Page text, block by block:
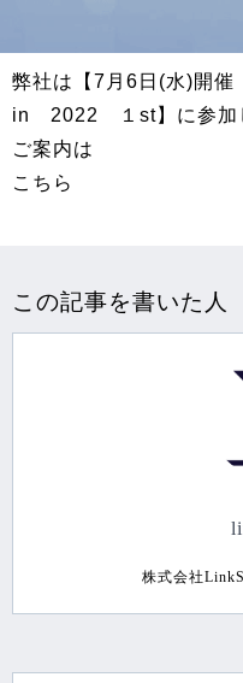
弊社は【7月6日(水)開
in 2022 １st】に参加
ご案内は
こちら
この記事を書いた人
株式会社